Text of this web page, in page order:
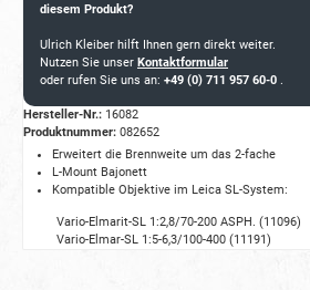
diesem Produkt?
Ulrich Kleiber hilft Ihnen gern direkt weiter.
Nutzen Sie unser Kontaktformular
oder rufen Sie uns an: +49 (0) 711 957 60-0 .
Hersteller-Nr.: 16082
Produktnummer: 082652
Erweitert die Brennweite um das 2-fache
L-Mount Bajonett
Kompatible Objektive im Leica SL-System:
Vario-Elmarit-SL 1:2,8/70-200 ASPH. (11096)
Vario-Elmar-SL 1:5-6,3/100-400 (11191)